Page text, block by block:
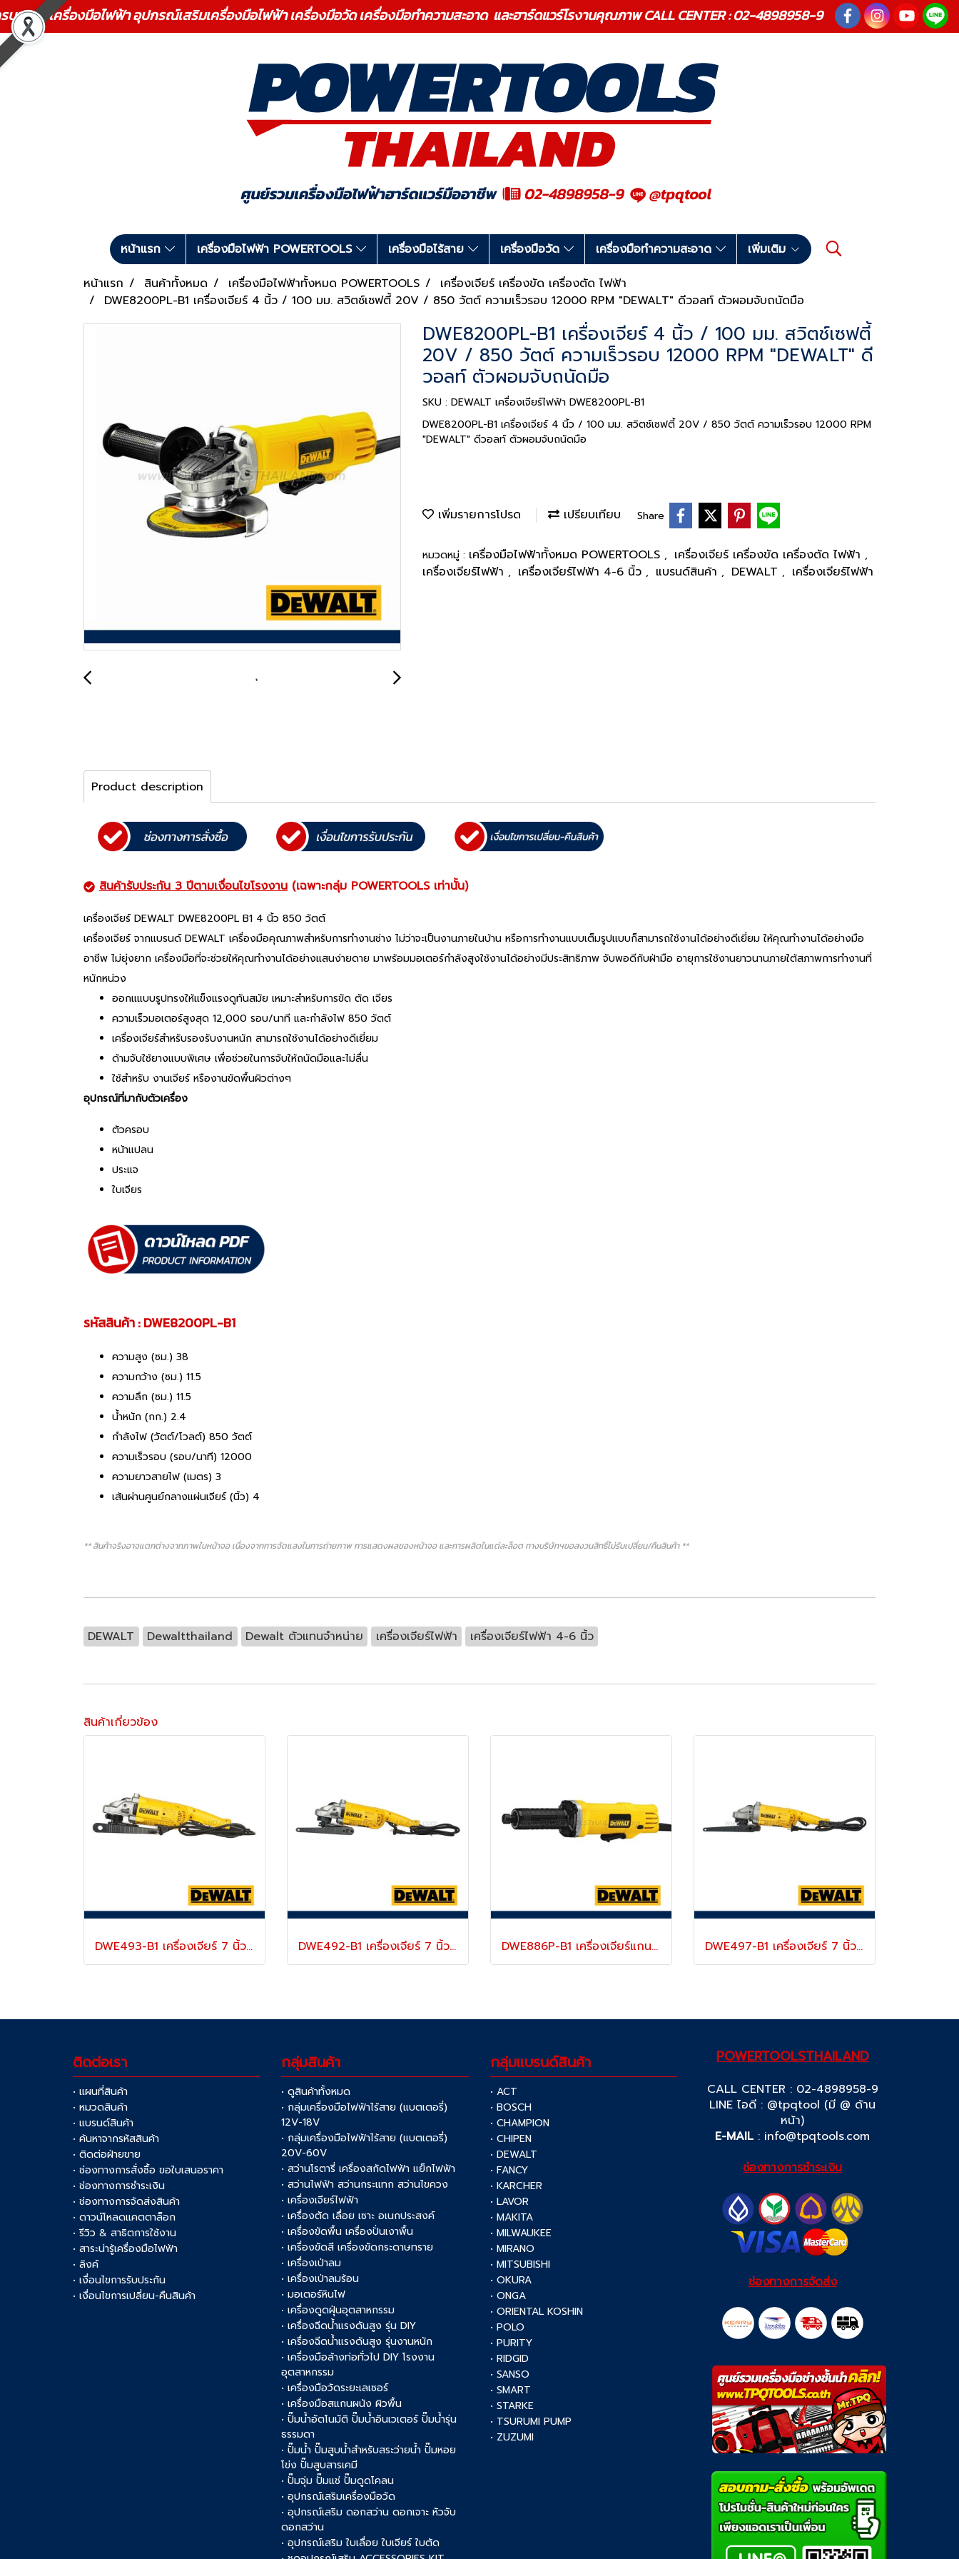
บวงจร เครื่องมือไฟฟ้า อุปกรณ์เสริมเครื่องมือไฟฟ้า เครื่องมือวัด เครื่องมือทำความสะอาด และฮาร์ดแวร์โรงานคุณภาพ CALL CENTER : 02-4898958-9
หน้าแรก เครื่องมือไฟฟ้า POWERTOOLS เครื่องมือไร้สาย เครื่องมือวัด เครื่องมือทำความสะอาด
เพิ่มเติม
หน้าแรก
สินค้าทั้งหมด เครื่องมือไฟฟ้าทั้งหมด POWERTOOLS
เครื่องเจียร์ เครื่องขัด เครื่องตัด ไฟฟ้า
DWE8200PL-B1 เครื่องเจียร์ 4 นิ้ว / 100 มม. สวิตช์เซฟตี้ 20V / 850 วัตต์ ความเร็วรอบ 12000 RPM "DEWALT" ดีวอลท์ ตัวผอมจับถนัดมือ
DWE8200PL-B1 เครื่องเจียร์ 4 นิ้ว / 100 มม. สวิตช์เซฟตี้
20V / 850 วัตต์ ความเร็วรอบ 12000 RPM "DEWALT" ดี
วอลท์ ตัวผอมจับถนัดมือ
SKU : DEWALT เครื่องเจียร์ไฟฟ้า DWE8200PL-B1
DWE8200PL-B1 เครื่องเจียร์ 4 นิ้ว / 100 มม. สวิตช์เซฟตี้ 20V / 850 วัตต์ ความเร็วรอบ 12000 RPM
"DEWALT" ดีวอลท์ ตัวผอมจับถนัดมือ
เพิ่มรายการโปรด เปรียบเทียบ Share
หมวดหมู่ : เครื่องมือไฟฟ้าทั้งหมด POWERTOOLS , เครื่องเจียร์ เครื่องขัด เครื่องตัด ไฟฟ้า ,
เครื่องเจียร์ไฟฟ้า , เครื่องเจียร์ไฟฟ้า 4-6 นิ้ว , แบรนด์สินค้า , DEWALT , เครื่องเจียร์ไฟฟ้า
Product description
สินค้ารับประกัน 3 ปีตามเงื่อนไขโรงงาน (เฉพาะกลุ่ม POWERTOOLS เท่านั้น)
เครื่องเจียร์ DEWALT DWE8200PL B1 4 นิ้ว 850 วัตต์
เครื่องเจียร์ จากแบรนด์ DEWALT เครื่องมือคุณภาพสำหรับการทำงานช่าง ไม่ว่าจะเป็นงานภายในบ้าน หรือการทำงานแบบเต็มรูปแบบก็สามารถใช้งานได้อย่างดีเยี่ยม ให้คุณทำงานได้อย่างมือ
อาชีพ ไม่ยุ่งยาก เครื่องมือที่จะช่วยให้คุณทำงานได้อย่างแสนง่ายดาย มาพร้อมมอเตอร์กำลังสูงใช้งานได้อย่างมีประสิทธิภาพ จับพอดีกับฝ่ามือ อายุการใช้งานยาวนานภายใต้สภาพการทำงานที่
หนักหน่วง
ออกแแบบรูปทรงให้แข็งแรงดูทันสมัย เหมาะสำหรับการขัด ตัด เจียร
ความเร็วมอเตอร์สูงสุด 12,000 รอบ/นาที และกำลังไฟ 850 วัตต์
เครื่องเจียร์สำหรับรองรับงานหนัก สามารถใช้งานได้อย่างดีเยี่ยม
ด้ามจับใช้ยางแบบพิเศษ เพื่อช่วยในการจับให้ถนัดมือและไม่ลื่น
ใช้สำหรับ งานเจียร์ หรืองานขัดพื้นผิวต่างๆ
อุปกรณ์ที่มากับตัวเครื่อง
ตัวครอบ
หน้าแปลน
ประแจ
ใบเจียร
รหัสสินค้า : DWE8200PL-B1
ความสูง (ซม.) 38
ความกว้าง (ซม.) 11.5
ความลึก (ซม.) 11.5
น้ำหนัก (กก.) 2.4
กำลังไฟ (วัตต์/โวลต์) 850 วัตต์
ความเร็วรอบ (รอบ/นาที) 12000
ความยาวสายไฟ (เมตร) 3
เส้นผ่านศูนย์กลางแผ่นเจียร์ (นิ้ว) 4
** สินค้าจริงอาจแตกต่างจากภาพในหน้าจอ เนื่องจากการจัดแสงในการถ่ายภาพ การแสดงผลของหน้าจอ และการผลิตในแต่ละล็อต ทางบริษัทฯขอสงวนสิทธิ์ไม่รับเปลี่ยน/คืนสินค้า **
DEWALT Dewaltthailand Dewalt ตัวแทนจำหน่าย เครื่องเจียร์ไฟฟ้า เครื่องเจียร์ไฟฟ้า 4-6 นิ้ว
สินค้าเกี่ยวข้อง
DWE493-B1 เครื่องเจียร์ 7 นิ้ว / 180 มม. สวิตช์ไกปืน กำลังไฟ 2200W ความเร็วรอบ 8500RPM "DEWALT" ดีวอลท์ DWE492-B1 เครื่องเจียร์ 7 นิ้ว / 180 มม. สวิตช์ไกปืน กำลังไฟ 2200W ความเร็วรอบ 6600RPM "DEWALT" ดีวอลท์ DWE886P-B1 เครื่องเจียร์แกนคอตรง 6 มม. สวิตช์เซฟตี้ กำลังไฟ 400W ความเร็วรอบ 25000RPM "DEWALT" ดีวอลท์ DWE497-B1 เครื่องเจียร์ 7 นิ้ว / 180 มม. สวิตช์ไกปืน กำลังไฟ 2600W ความเร็วรอบ 8500RPM "DEWALT" ดีวอลท์
ติดต่อเรา
• แผนที่สินค้า
• หมวดสินค้า
• แบรนด์สินค้า
• ค้นหาจากรหัสสินค้า
• ติดต่อฝ่ายขาย
• ช่องทางการสั่งซื้อ ขอใบเสนอราคา
• ช่องทางการชำระเงิน
• ช่องทางการจัดส่งสินค้า
• ดาวน์โหลดแคตตาล็อก
• รีวิว & สาธิตการใช้งาน
• สาระน่ารู้เครื่องมือไฟฟ้า
• ลิงค์
• เงื่อนไขการรับประกัน
• เงื่อนไขการเปลี่ยน-คืนสินค้า
กลุ่มสินค้า
• ดูสินค้าทั้งหมด
• กลุ่มเครื่องมือไฟฟ้าไร้สาย (แบตเตอรี่)
12V-18V
• กลุ่มเครื่องมือไฟฟ้าไร้สาย (แบตเตอรี่)
20V-60V
• สว่านโรตารี่ เครื่องสกัดไฟฟ้า แย็กไฟฟ้า
• สว่านไฟฟ้า สว่านกระแทก สว่านไขควง
• เครื่องเจียร์ไฟฟ้า
• เครื่องตัด เลื่อย เซาะ อเนกประสงค์
• เครื่องขัดพื้น เครื่องปั่นเงาพื้น
• เครื่องขัดสี เครื่องขัดกระดาษทราย
• เครื่องเป่าลม
• เครื่องเป่าลมร้อน
• มอเตอร์หินไฟ
• เครื่องดูดฝุ่นอุตสาหกรรม
• เครื่องฉีดน้ำแรงดันสูง รุ่น DIY
• เครื่องฉีดน้ำแรงดันสูง รุ่นงานหนัก
• เครื่องมือล้างท่อทั่วไป DIY โรงงาน
อุตสาหกรรม
• เครื่องมือวัดระยะเลเซอร์
• เครื่องมือสแกนผนัง ผิวพื้น
• ปั๊มน้ำอัตโนมัติ ปั๊มน้ำอินเวเตอร์ ปั๊มน้ำรุ่น
ธรรมดา
• ปั๊มน้ำ ปั๊มสูบน้ำสำหรับสระว่ายน้ำ ปั๊มหอย
โข่ง ปั๊มสูบสารเคมี
• ปั๊มจุ่ม ปั๊มแช่ ปั๊มดูดโคลน
• อุปกรณ์เสริมเครื่องมือวัด
• อุปกรณ์เสริม ดอกสว่าน ดอกเจาะ หัวจับ
ดอกสว่าน
• อุปกรณ์เสริม ใบเลื่อย ใบเจียร์ ใบตัด
กลุ่มแบรนด์สินค้า
• ACT
• BOSCH
• CHAMPION
• CHIPEN
• DEWALT
• FANCY
• KARCHER
• LAVOR
• MAKITA
• MILWAUKEE
• MIRANO
• MITSUBISHI
• OKURA
• ONGA
• ORIENTAL KOSHIN
• POLO
• PURITY
• RIDGID
• SANSO
• SMART
• STARKE
• TSURUMI PUMP
• ZUZUMI
POWERTOOLSTHAILAND
CALL CENTER : 02-4898958-9
LINE ไอดี : @tpqtool (มี @ ด้าน
หน้า)
E-MAIL : info@tpqtools.com
ช่องทางการชำระเงิน
ช่องทางการจัดส่ง